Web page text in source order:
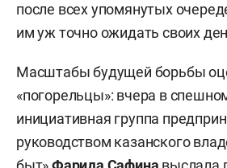
после всех упомянутых
им уж точно ожидать своих
Масштабы будущей борьбы
«погорельцы»: вчера в
инициативная группа
руководством казанского